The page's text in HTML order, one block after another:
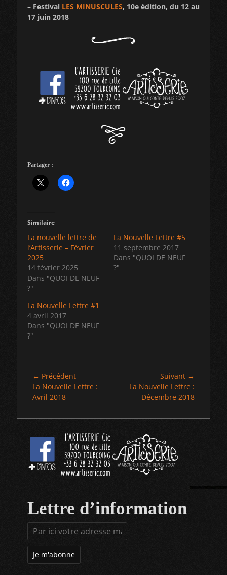
– Festival LES MINUSCULES, 10e édition, du 12 au
17 juin 2018
Partager :
Similaire
La nouvelle lettre de
l’Artisserie – Février
2025
14 février 2025
Dans "QUOI DE NEUF
?"
La Nouvelle Lettre #5
11 septembre 2017
Dans "QUOI DE NEUF
?"
La Nouvelle Lettre #1
4 avril 2017
Dans "QUOI DE NEUF
?"
Navigation
de
l’article
← Précédent
Article
précédent :
La Nouvelle Lettre :
Avril 2018
Suivant →
ArticleLa Nouvelle Lettre :
Décembre 2018
Lettre d’information